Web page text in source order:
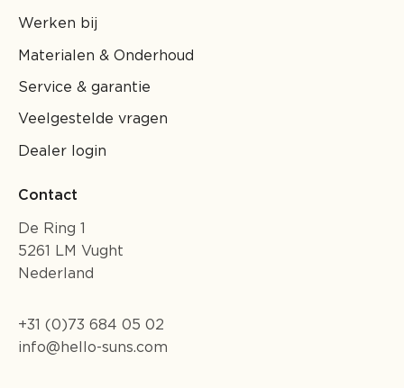
Werken bij
Materialen & Onderhoud
Service & garantie
Veelgestelde vragen
Dealer login
Contact
De Ring 1
5261 LM Vught
Nederland
+31 (0)73 684 05 02
info@hello-suns.com